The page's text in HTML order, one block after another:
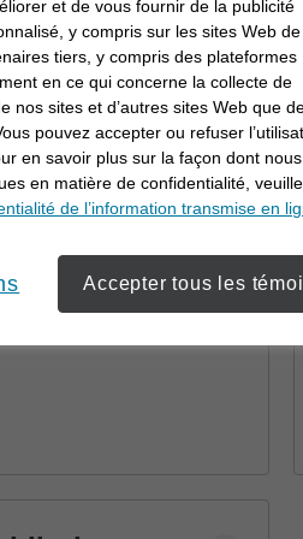
en
avec un
un conseiller en
vous aider à atteindre
d’une planification
personnalisées.
et de vous fournir de la publicité
y compris sur les sites Web de
tiers, y compris des plateformes
en ce qui concerne la collecte de
nos sites et d’autres sites Web que
pouvez accepter ou refuser
en savoir plus sur la façon dont nous
en matière de confidentialité,
de l’information transmise en
Accepter tous les